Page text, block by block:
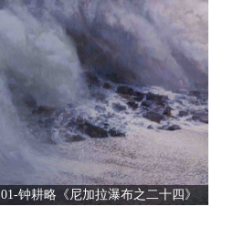
01-钟耕略《尼加拉瀑布之二十四》